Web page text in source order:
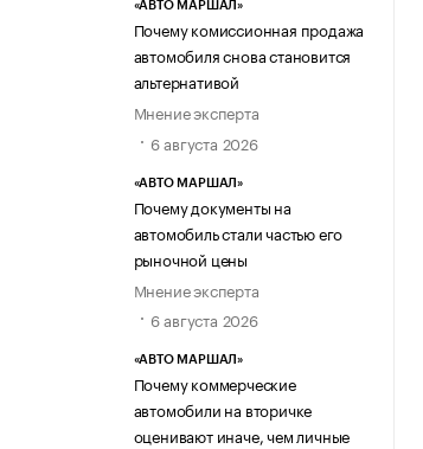
«АВТО МАРШАЛ»
Почему комиссионная продажа
автомобиля снова становится
альтернативой
Мнение эксперта
6 августа 2026
«АВТО МАРШАЛ»
Почему документы на
автомобиль стали частью его
рыночной цены
Мнение эксперта
6 августа 2026
«АВТО МАРШАЛ»
Почему коммерческие
автомобили на вторичке
оценивают иначе, чем личные